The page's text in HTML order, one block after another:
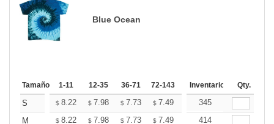
Blue Ocean
Tamaño 1-11 12-35 36-71 72-143 144-287 288 +
Inventario Qty.
S $ 8.22 $ 7.98 $ 7.73 $ 7.49 7.25
345
M
$ 8.22 $ 7.98 $ 7.73 $ 7.49 7.25
414